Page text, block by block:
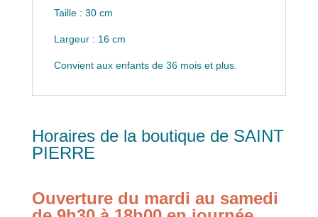
Taille : 30 cm
Largeur : 16 cm
Convient aux enfants de 36 mois et plus.
Horaires de la boutique de SAINT
PIERRE
Ouverture du mardi au samedi